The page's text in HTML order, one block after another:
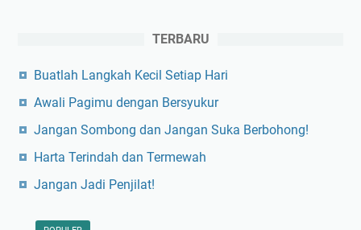
TERBARU
Buatlah Langkah Kecil Setiap Hari
Awali Pagimu dengan Bersyukur
Jangan Sombong dan Jangan Suka Berbohong!
Harta Terindah dan Termewah
Jangan Jadi Penjilat!